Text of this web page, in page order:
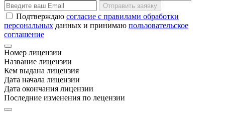
Отправить заявку
Подтверждаю согласие с правилами обработки
персональных данных и принимаю пользовательское
соглашение
Номер лицензии
Название лицензии
Кем выдана лицензия
Дата начала лицензии
Дата окончания лицензии
Последние изменения по лецензии